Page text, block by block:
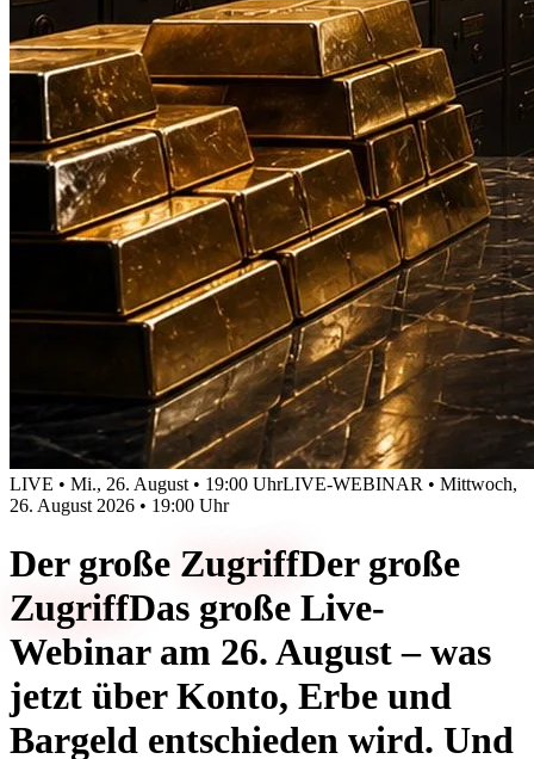
LIVE • Mi., 26. August • 19:00 UhrLIVE-WEBINAR • Mittwoch,
26. August 2026 • 19:00 Uhr
Der große ZugriffDer große
ZugriffDas große Live-
Webinar am 26. August – was
jetzt über Konto, Erbe und
Bargeld entschieden wird. Und